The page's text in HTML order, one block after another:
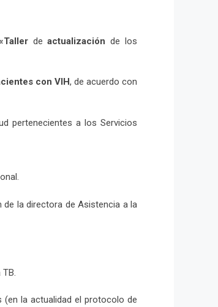
deactualización de los
con VIH, de acuerdo con
pertenecientes a los Servicios
de la directora de Asistencia a la
la actualidad el protocolo de